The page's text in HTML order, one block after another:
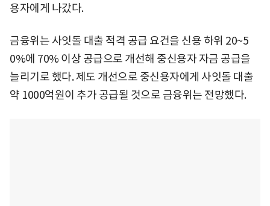
용자에게 나갔다.
금융위는 사잇돌 대출 적격 공급 요건을 신용 하위 20~5
0%에 70% 이상 공급으로 개선해 중신용자 자금 공급을
늘리기로 했다. 제도 개선으로 중신용자에게 사잇돌 대출
약 1000억원이 추가 공급될 것으로 금융위는 전망했다.